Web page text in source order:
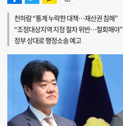
천하람 “통계 누락한 대책…재산권 침해”
“조정대상지역 지정 절차 위반…철회해야”
정부 상대로 행정소송 예고